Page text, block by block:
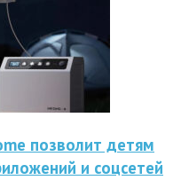
позволит детям
и соцсетей